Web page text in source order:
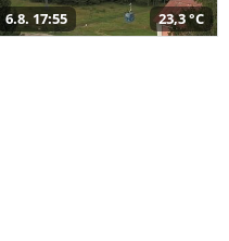
6.8. 17:55 23,3 °C